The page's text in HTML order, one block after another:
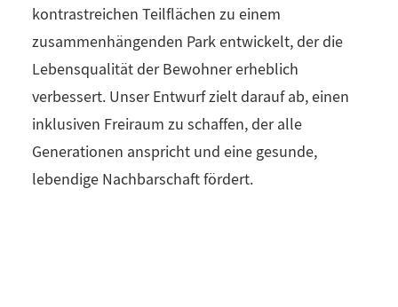
kontrastreichen Teilflächen zu einem
zusammenhängenden Park entwickelt, der die
Lebensqualität der Bewohner erheblich
verbessert. Unser Entwurf zielt darauf ab, einen
inklusiven Freiraum zu schaffen, der alle
Generationen anspricht und eine gesunde,
lebendige Nachbarschaft fördert.